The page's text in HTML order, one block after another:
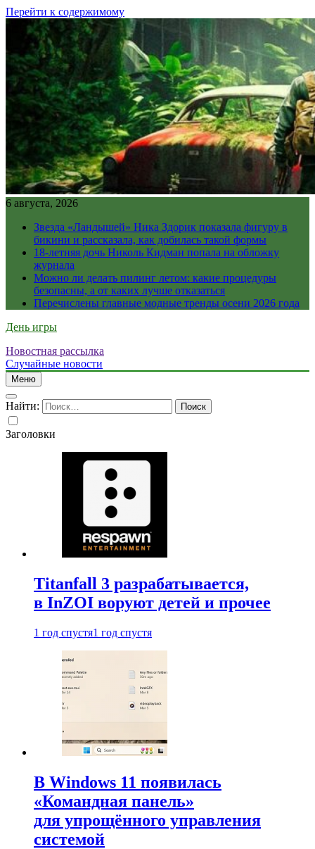
Перейти к содержимому
6 августа, 2026
Звезда «Ландышей» Ника Здорик показала фигуру в
бикини и рассказала, как добилась такой формы
18-летняя дочь Николь Кидман попала на обложку
журнала
Можно ли делать пилинг летом: какие процедуры
безопасны, а от каких лучше отказаться
Перечислены главные модные тренды осени 2026 года
День игры
Новостная рассылка
Случайные новости
Меню
Найти:
Заголовки
Titanfall 3 разрабатывается,
в InZOI воруют детей и прочее
1 год спустя1 год спустя
В Windows 11 появилась
«Командная панель»
для упрощённого управления
системой